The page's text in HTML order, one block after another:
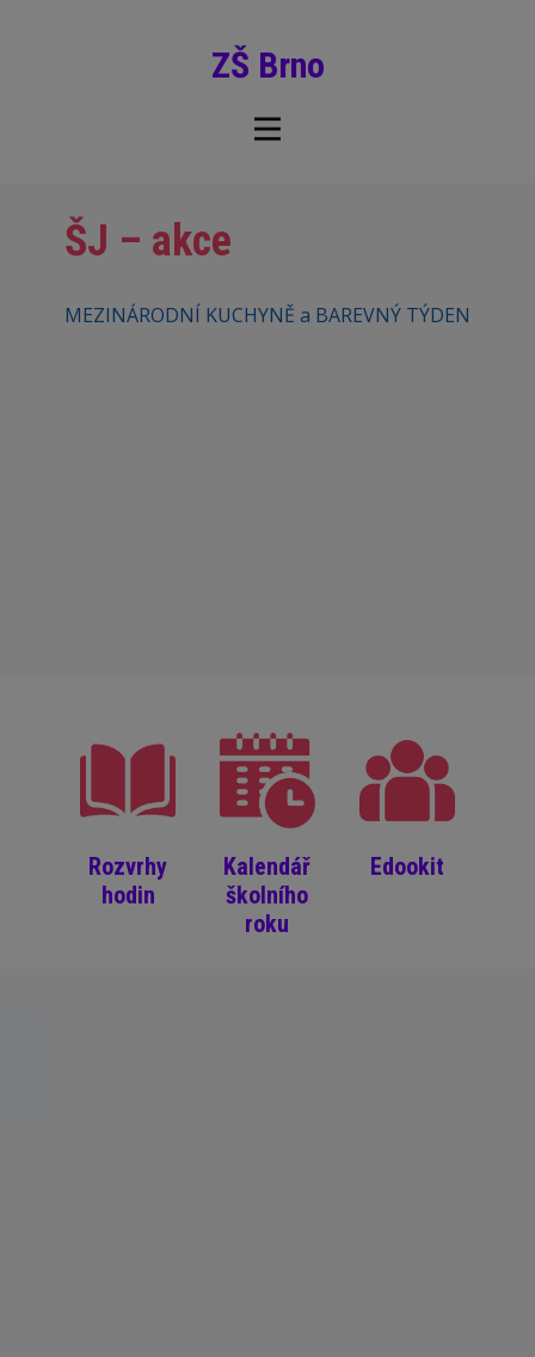
ZŠ Brno
ŠJ – akce
MEZINÁRODNÍ KUCHYNĚ a BAREVNÝ TÝDEN
Rozvrhy
hodin
Kalendář
školního
roku
Edookit